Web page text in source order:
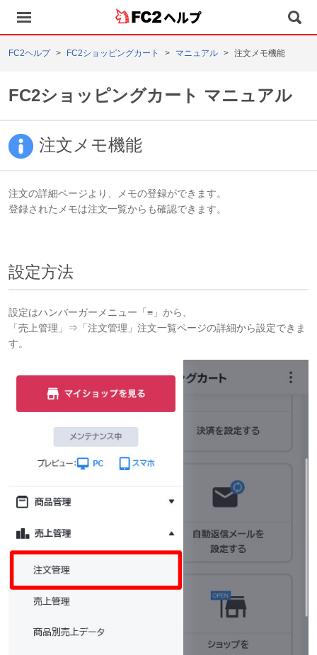
ヘルプ
FC2ヘルプ FC2ショッピングカート マニュアル 注文メモ機能
FC2ショッピングカート マニュアル
注文メモ機能
注文の詳細ページより、メモの登録ができます。
登録されたメモは注文一覧からも確認できます。
設定方法
設定はハンバーガーメニュー「≡」から、
「売上管理」⇒「注文管理」注文一覧ページの詳細から設定できま
す。